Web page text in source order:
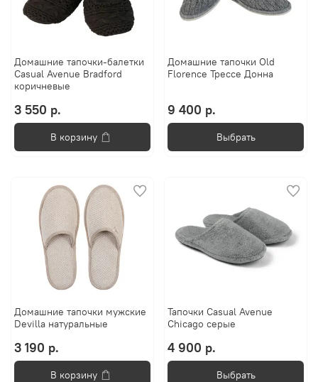
Домашние тапочки-балетки
Casual Avenue Bradford
коричневые
3 550 р.
В корзину
Домашние тапочки Old
Florence Трессе Донна
9 400 р.
Выбрать
Домашние тапочки мужские
Devilla натуральные
3 190 р.
В корзину
Тапочки Casual Avenue
Chicago серые
4 900 р.
Выбрать